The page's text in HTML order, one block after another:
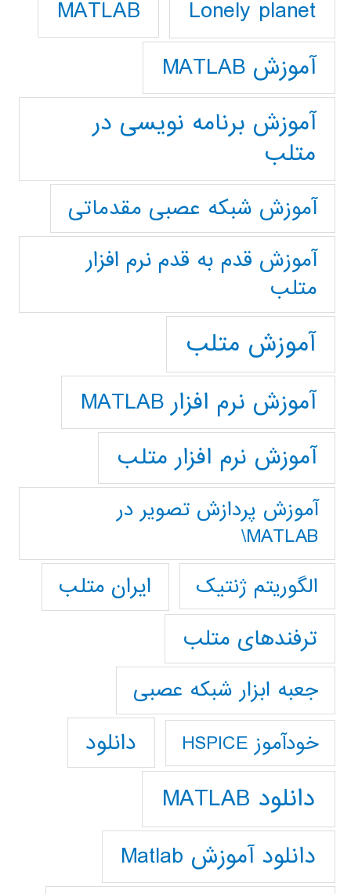
Lonely planet
MATLAB
آموزش MATLAB
آموزش برنامه نویسی در
متلب
آموزش شبکه عصبی مقدماتی
آموزش قدم به قدم نرم افزار
متلب
آموزش متلب
آموزش نرم افزار MATLAB
آموزش نرم افزار متلب
آموزش پردازش تصوير در
MATLAB\
الگوریتم ژنتیک
ایران متلب
ترفندهای متلب
جعبه ابزار شبکه عصبی
خودآموز HSPICE دانلود
دانلود MATLAB
دانلود آموزش Matlab